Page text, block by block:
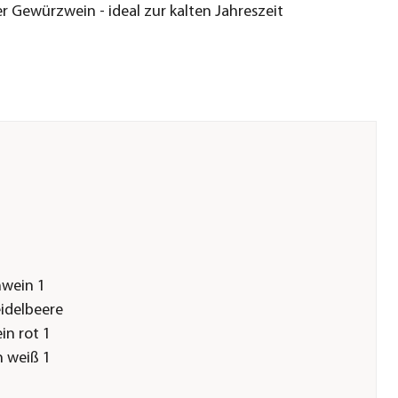
Gewürzwein - ideal zur kalten Jahreszeit
1
rot 1
weiß 1